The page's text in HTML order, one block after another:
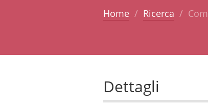
Home Ricerca
Dettagli